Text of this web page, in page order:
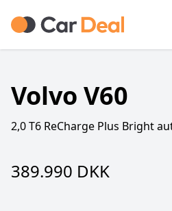
Volvo V60
2,0 T6 ReCharge Plus Bright
389.990 DKK